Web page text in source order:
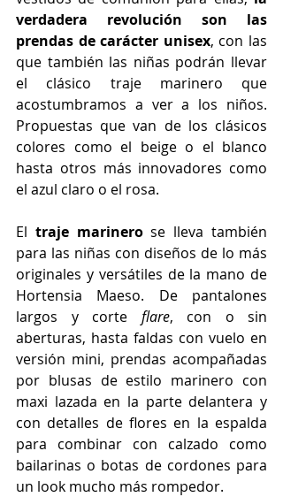
verdadera revolución son las
prendas de carácter unisex, con las
que también las niñas podrán llevar
el clásico traje marinero que
acostumbramos a ver a los niños.
Propuestas que van de los clásicos
colores como el beige o el blanco
hasta otros más innovadores como
el azul claro o el rosa.
El traje marinero se lleva también
para las niñas con diseños de lo más
originales y versátiles de la mano de
Hortensia Maeso. De pantalones
largos y corte flare, con o sin
aberturas, hasta faldas con vuelo en
versión mini, prendas acompañadas
por blusas de estilo marinero con
maxi lazada en la parte delantera y
con detalles de flores en la espalda
para combinar con calzado como
bailarinas o botas de cordones para
un look mucho más rompedor.